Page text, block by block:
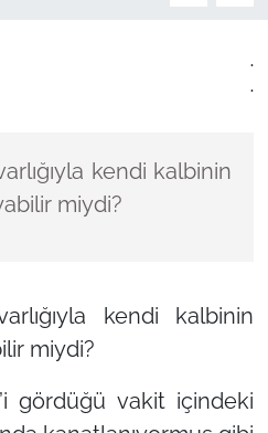
.
.
kendi kalbinin
miydi?
kendi kalbinin
miydi?
gördüğü vakit içindeki